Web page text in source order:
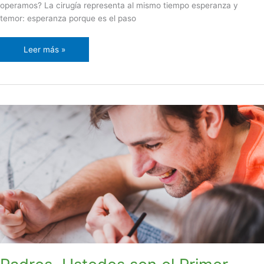
operamos? La cirugía representa al mismo tiempo esperanza y
temor: esperanza porque es el paso
Leer más »
Ustedes
Primer
Tratamiento:
Rol
de
la
Familia